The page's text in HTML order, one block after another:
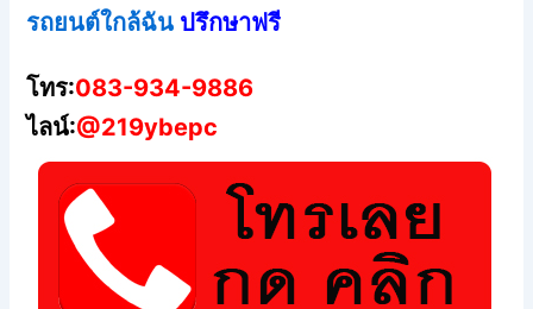
รถยนต์ใกล้ฉัน ปรึกษาฟรี
โทร:083-934-9886
ไลน์:@219ybepc